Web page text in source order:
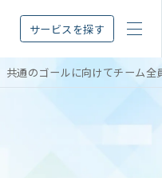
サービスを探す
共通のゴールに向けてチーム